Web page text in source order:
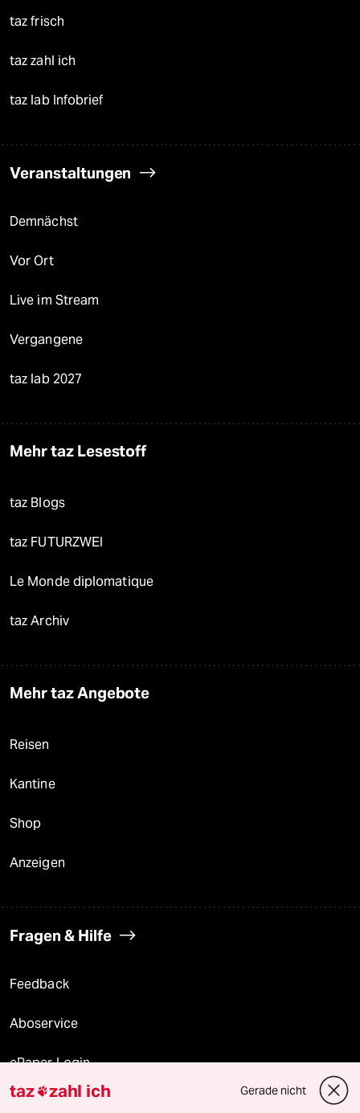
taz frisch
taz zahl ich
taz lab Infobrief
Veranstaltungen
Demnächst
Vor Ort
Live im Stream
Vergangene
taz lab 2027
Mehr taz Lesestoff
taz Blogs
taz FUTURZWEI
Le Monde diplomatique
taz Archiv
Mehr taz Angebote
Reisen
Kantine
Shop
Anzeigen
Fragen & Hilfe
Feedback
Aboservice
ePaper Login
Downloads für Abonnierende
taz zahl ich Gerade nicht